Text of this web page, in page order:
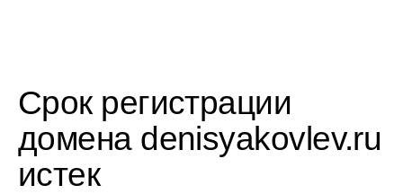
Срок регистрации
домена denisyakovlev.ru
истек